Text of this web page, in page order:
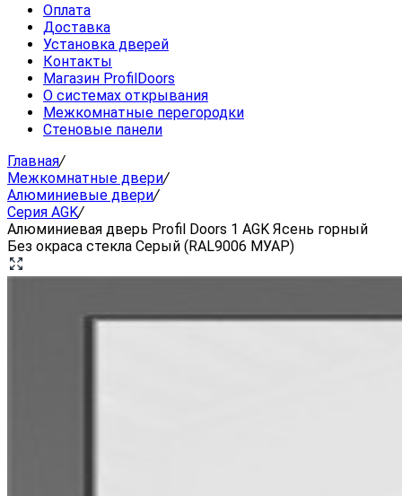
Оплата
Доставка
Установка дверей
Контакты
Магазин ProfilDoors
О системах открывания
Межкомнатные перегородки
Стеновые панели
Главная/
Межкомнатные двери/
Алюминиевые двери/
Серия AGK/
Алюминиевая дверь Profil Doors 1 AGK Ясень горный
Без окраса стекла Серый (RAL9006 МУАР)